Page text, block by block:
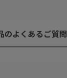
のよくあるご質問